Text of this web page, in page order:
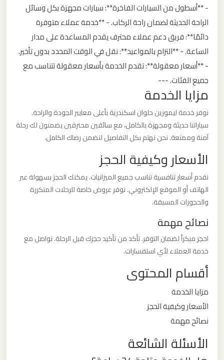
- **أسطول من السيارات الفاخرة**: سيارات مجهزة بكل وسائل
الراحة الحديثة لضمان راحة الركاب. - **خدمة عملاء متوفرة
دائمًا**: فريق دعم عملاء محترف يقدم المساعدة على مدار
الساعة. - **التزام بالمواعيد**: نقل في الوقت المحدد بدون تأخير.
- **أسعار معقولة**: تقدم الخدمة بأسعار معقولة تتناسب مع
جميع الفئات. ---
مزايا الخدمة
نوفر خدمة ليموزين حلوان اسكندرية بأعلى معايير الجودة والراحة.
سياراتنا حديثة ومجهزة بالكامل، مع سائقين محترفين يضمنون لك رحلة
آمنة وممتعة. نحن نهتم بكل التفاصيل لنضمن رضاك الكامل.
الأسعار وكيفية الحجز
نقدم أسعار تنافسية تناسب جميع الميزانيات. يمكنك الحجز بسهولة عبر
الهاتف أو الموقع الإلكتروني. نوفر عروض خاصة للرحلات المتكررة
والحجوزات المسبقة.
نصائح مهمة
احجز مبكراً لضمان التوفر. تأكد من تأكيد حجزك قبل الرحلة. تواصل مع
خدمة العملاء لأي استفسارات.
أقسام المحتوى
مزايا الخدمة
الأسعار وكيفية الحجز
نصائح مهمة
الأسئلة الشائعة
العرب
ليموزين
الاسكندرية
القاهرة
ليموزين
مرسي
مطروح
ليموزين
مطار
الشيخ
ليموزين
مطار
سفنكس
ليموزين